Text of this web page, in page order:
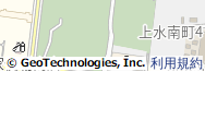
买房到出售，支
产的概要。
620
利用規約